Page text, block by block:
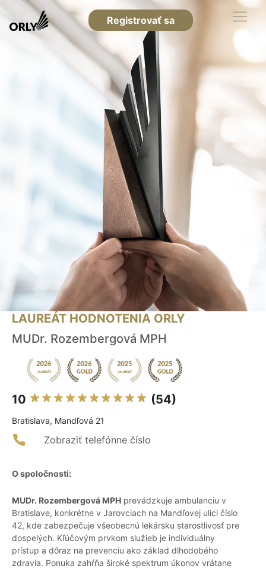
Registrovať sa
LAUREÁT HODNOTENIA ORLY
MUDr. Rozembergová MPH
10 (54)
Bratislava, Mandľová 21
Zobraziť telefónne číslo
O spoločnosti:
MUDr. Rozembergová MPH prevádzkuje ambulanciu v
Bratislave, konkrétne v Jarovciach na Mandľovej ulici číslo
42, kde zabezpečuje všeobecnú lekársku starostlivosť pre
dospelých. Kľúčovým prvkom služieb je individuálny
prístup a dôraz na prevenciu ako základ dlhodobého
zdravia. Ponuka zahŕňa široké spektrum úkonov vrátane